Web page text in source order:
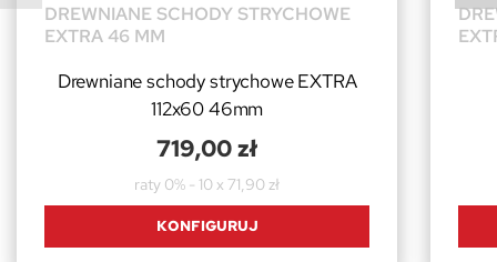
DREWNIANE SCHODY STRYCHOWE
EXTRA 46 MM
Drewniane schody strychowe EXTRA
112x60 46mm
719,00 zł
raty 0% - 10 x 71,90 zł
KONFIGURUJ